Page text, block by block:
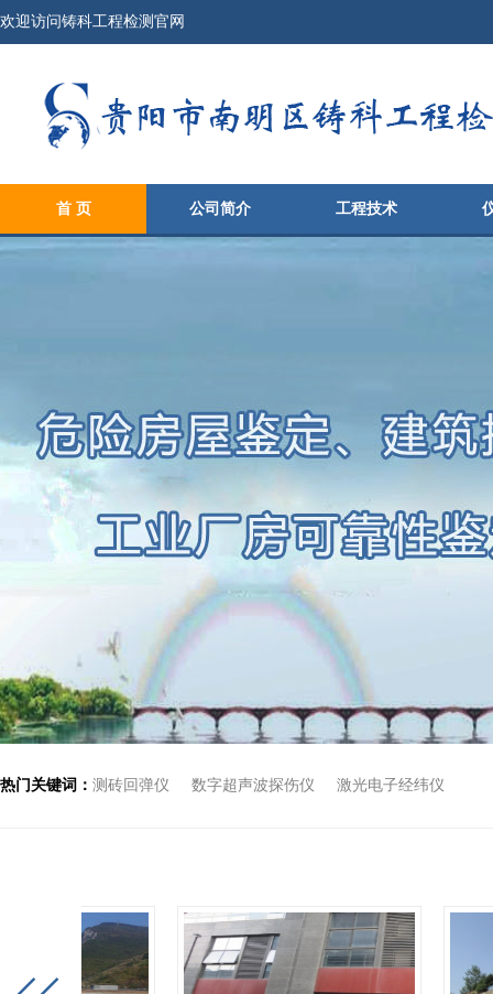
欢迎访问铸科工程检测官网
首 页 公司简介 工程技术
热门关键词： 测砖回弹仪 数字超声波探伤仪 激光电子经纬仪